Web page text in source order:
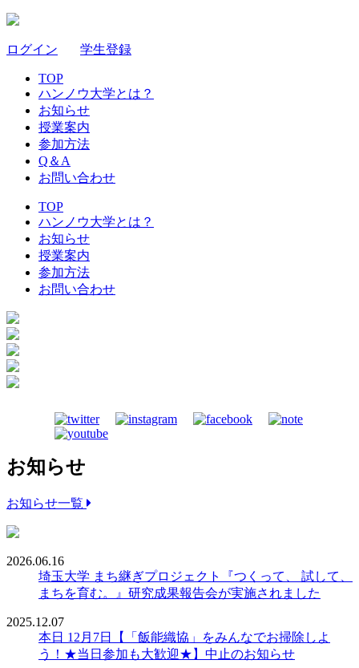
ログイン 学生登録
TOP
ハンノウ大学とは？
お知らせ
授業案内
参加方法
Q＆A
お問い合わせ
TOP
ハンノウ大学とは？
お知らせ
授業案内
参加方法
お問い合わせ
お知らせ
お知らせ一覧
2026.06.16
埼玉大学 まち継ぎプロジェクト『つくって、 試して、
まちを育む。』研究成果報告会が実施されました
2025.12.07
本日 12月7日【「飯能織協」をみんなでお掃除しよ
う！★当日参加も大歓迎★】中止のお知らせ